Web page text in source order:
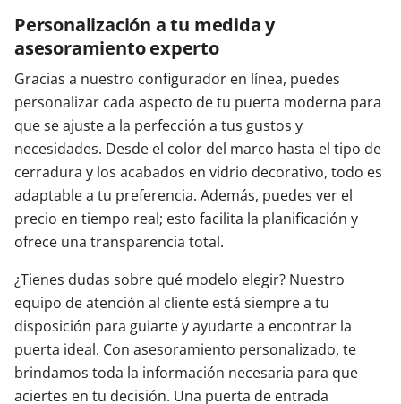
Personalización a tu medida y
asesoramiento experto
Gracias a nuestro configurador en línea, puedes
personalizar cada aspecto de tu puerta moderna para
que se ajuste a la perfección a tus gustos y
necesidades. Desde el color del marco hasta el tipo de
cerradura y los acabados en vidrio decorativo, todo es
adaptable a tu preferencia. Además, puedes ver el
precio en tiempo real; esto facilita la planificación y
ofrece una transparencia total.
¿Tienes dudas sobre qué modelo elegir? Nuestro
equipo de atención al cliente está siempre a tu
disposición para guiarte y ayudarte a encontrar la
puerta ideal. Con asesoramiento personalizado, te
brindamos toda la información necesaria para que
aciertes en tu decisión. Una puerta de entrada